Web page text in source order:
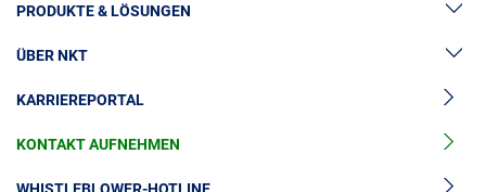
PRODUKTE & LÖSUNGEN
Hochspannung
Kabelgarnituren
Mittelspannungskabel
Niederspannungskabel
ÜBER NKT
News & Presse
Unsere Geschichte
Investoren
KARRIEREPORTAL
KONTAKT AUFNEHMEN